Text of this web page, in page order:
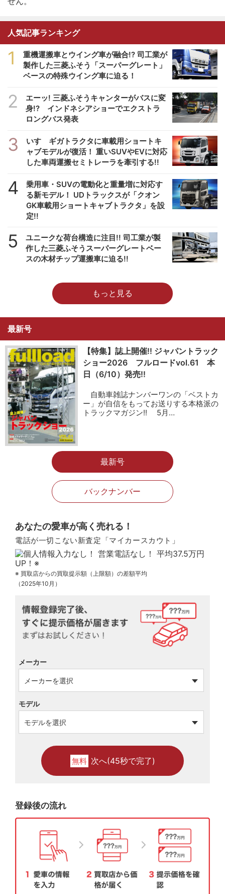
人気記事ランキング
1
重機運搬車とウイング車が融合!? 司工業が
製作した三菱ふそう「スーパーグレート」
ベースの特殊ウイング車に迫る！
2
エーッ! 三菱ふそうキャンターがバスに変
身!? インドネシアショーでエクストラ
ロングバス発表
3
いすゞギガトラクタに車載用ショートキ
ャブモデルが復活！ 重いSUVやEVに対応
した車両運搬セミトレーラを牽引する!!
4
乗用車・SUVの電動化と重量増に対応す
る新モデル！ UDトラックスが「クオン
GK車載用ショートキャブトラクタ」を設
定!!
5
ユニークな荷台構造に注目!! 司工業が製
作した三菱ふそうスーパーグレートベー
スの木材チップ運搬車に迫る!!
もっと見る
最新号
【特集】誌上開催!! ジャパントラック
ショー2026 フルロードvol.61 本
日（6/10）発売!!
自動車雑誌ナンバーワンの「ベストカ
ー」が自信をもってお送りする本格派の
トラックマガジン!! 5月…
最新号
バックナンバー
あなたの愛車が高く売れる！
電話が一切こない新査定「マイカースカウト」
※ 買取店からの買取提示額（上限額）の差額平均
（2025年10月）
メーカー
モデル
無料 次へ(45秒で完了)
登録後の流れ